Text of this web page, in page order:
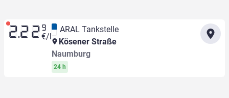
2.22 9
€/l
ARAL Tankstelle
Kösener Straße
Naumburg
24 h